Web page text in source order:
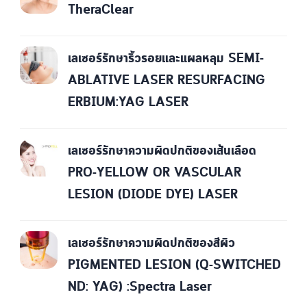
TheraClear
เลเซอร์รักษาริ้วรอยและแผลหลุม SEMI-
ABLATIVE LASER RESURFACING
ERBIUM:YAG LASER
เลเซอร์รักษาความผิดปกติของเส้นเลือด
PRO-YELLOW OR VASCULAR
LESION (DIODE DYE) LASER
เลเซอร์รักษาความผิดปกติของสีผิว
PIGMENTED LESION (Q-SWITCHED
ND: YAG) :Spectra Laser